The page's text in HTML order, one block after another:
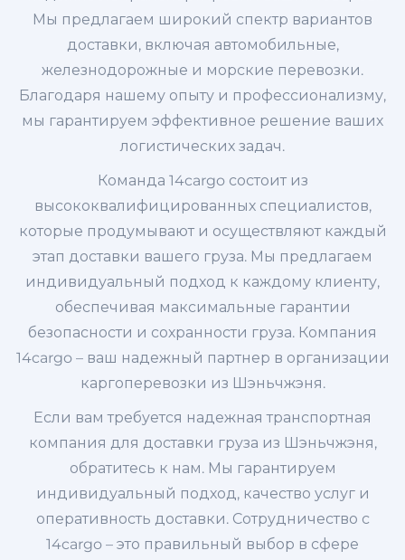
Мы предлагаем широкий спектр вариантов
доставки, включая автомобильные,
железнодорожные и морские перевозки.
Благодаря нашему опыту и профессионализму,
мы гарантируем эффективное решение ваших
логистических задач.
Команда 14cargo состоит из
высококвалифицированных специалистов,
которые продумывают и осуществляют каждый
этап доставки вашего груза. Мы предлагаем
индивидуальный подход к каждому клиенту,
обеспечивая максимальные гарантии
безопасности и сохранности груза. Компания
14cargo – ваш надежный партнер в организации
каргоперевозки из Шэньчжэня.
Если вам требуется надежная транспортная
компания для доставки груза из Шэньчжэня,
обратитесь к нам. Мы гарантируем
индивидуальный подход, качество услуг и
оперативность доставки. Сотрудничество с
14cargo – это правильный выбор в сфере